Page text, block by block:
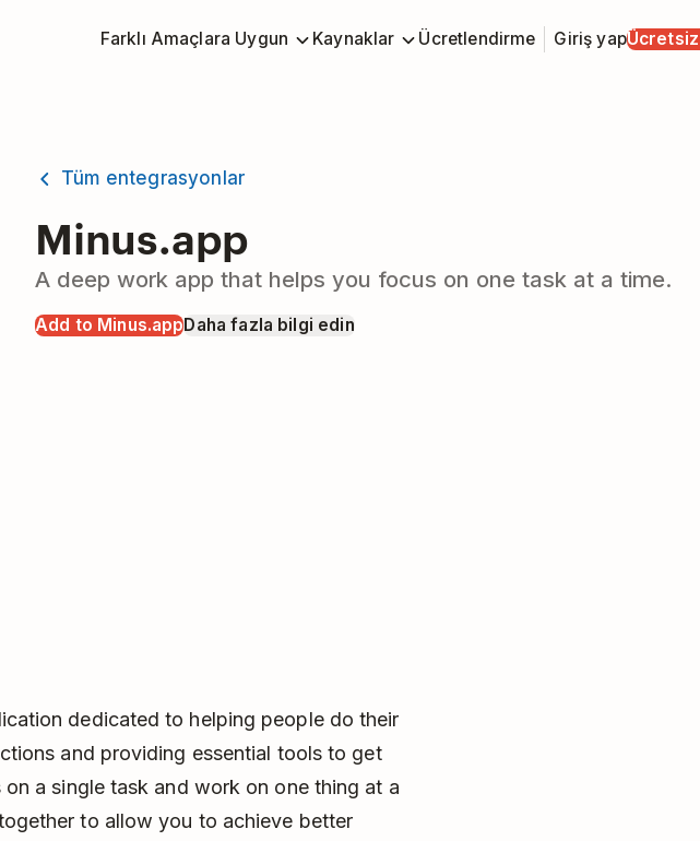
Farklı Amaçlara Uygun Kaynaklar Ücretlendirme Giriş yap
Tüm entegrasyonlar
Minus.app
A deep work app that helps you focus on one task at a time.
Add to Minus.appDaha fazla bilgi edin
dedicated to helping people do their
and providing essential tools to get
a single task and work on one thing at a
to allow you to achieve better